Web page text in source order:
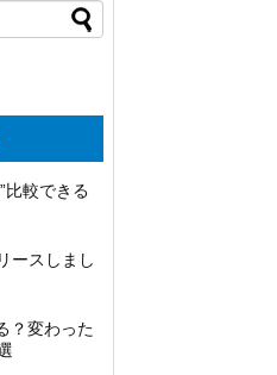
比較できる
ースしまし
？変わった